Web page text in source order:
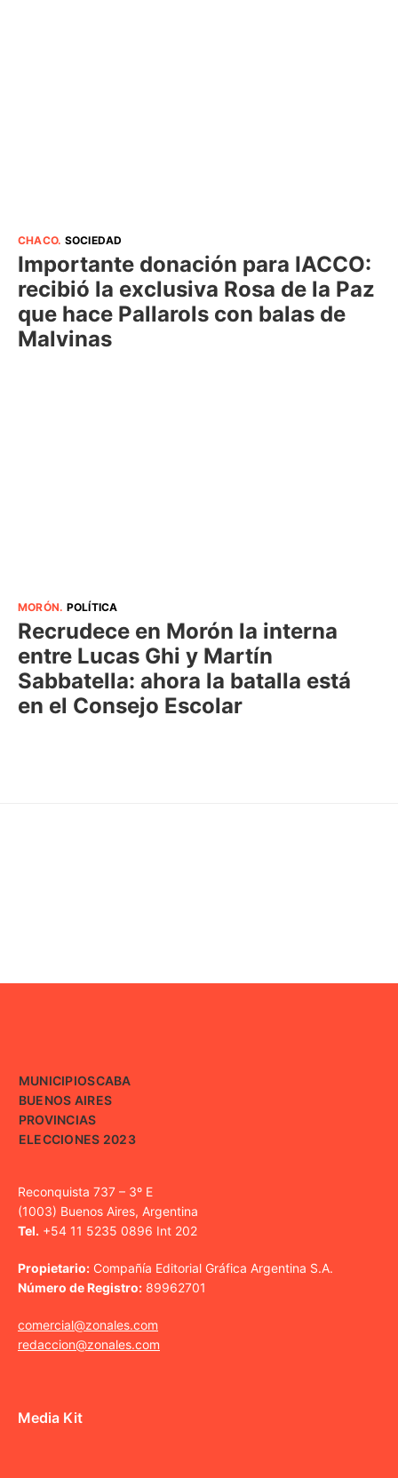
CHACO. SOCIEDAD
Importante donación para IACCO:
recibió la exclusiva Rosa de la Paz
que hace Pallarols con balas de
Malvinas
MORÓN. POLÍTICA
Recrudece en Morón la interna
entre Lucas Ghi y Martín
Sabbatella: ahora la batalla está
en el Consejo Escolar
MUNICIPIOSCABA
BUENOS AIRES
PROVINCIAS
ELECCIONES 2023
Reconquista 737 – 3º E
(1003) Buenos Aires, Argentina
Tel. +54 11 5235 0896 Int 202
Propietario: Compañía Editorial Gráfica Argentina S.A.
Número de Registro: 89962701
comercial@zonales.com
redaccion@zonales.com
Media Kit